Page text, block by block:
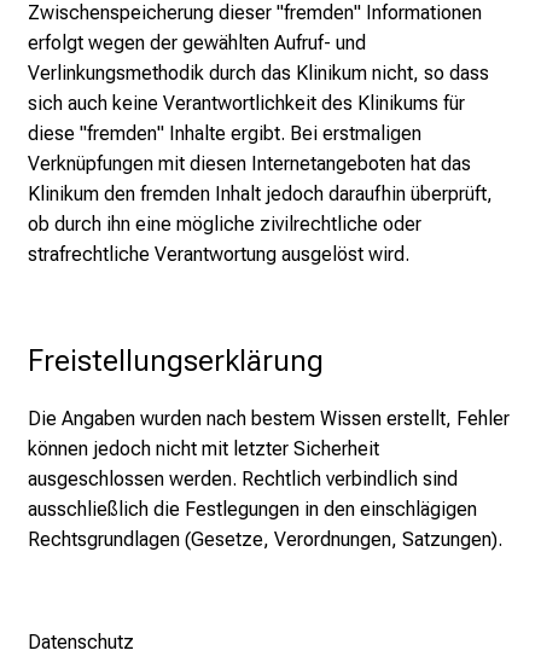
Zwischenspeicherung dieser "fremden" Informationen
erfolgt wegen der gewählten Aufruf- und
Verlinkungsmethodik durch das Klinikum nicht, so dass
sich auch keine Verantwortlichkeit des Klinikums für
diese "fremden" Inhalte ergibt. Bei erstmaligen
Verknüpfungen mit diesen Internetangeboten hat das
Klinikum den fremden Inhalt jedoch daraufhin überprüft,
ob durch ihn eine mögliche zivilrechtliche oder
strafrechtliche Verantwortung ausgelöst wird.
Freistellungserklärung
Die Angaben wurden nach bestem Wissen erstellt, Fehler
können jedoch nicht mit letzter Sicherheit
ausgeschlossen werden. Rechtlich verbindlich sind
ausschließlich die Festlegungen in den einschlägigen
Rechtsgrundlagen (Gesetze, Verordnungen, Satzungen).
Datenschutz